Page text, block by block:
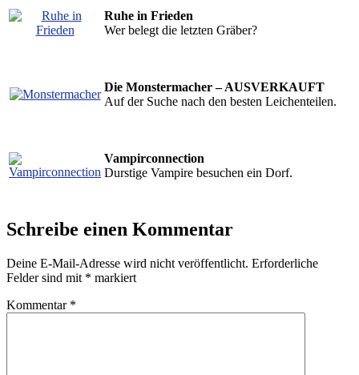
Ruhe in Frieden
Wer belegt die letzten Gräber?
Die Monstermacher – AUSVERKAUFT
Auf der Suche nach den besten Leichenteilen.
Vampirconnection
Durstige Vampire besuchen ein Dorf.
Schreibe einen Kommentar
Deine E-Mail-Adresse wird nicht veröffentlicht. Erforderliche
Felder sind mit * markiert
Kommentar *